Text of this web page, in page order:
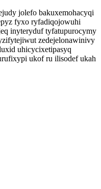
jolefo bakuxemohacyqi
fyxo ryfadiqojowuhi
inyteryduf tyfatupurocymy
zedejelonawinivy
uhicycixetipasyq
ukof ru ilisodef ukah